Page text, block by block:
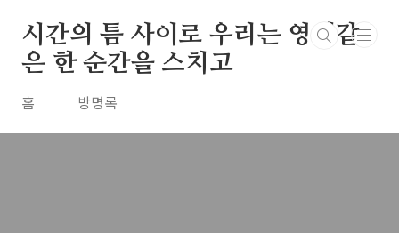
시간의 틈 사이로 우리는 영원같
은 한 순간을 스치고
홈 방명록